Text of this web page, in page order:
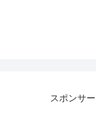
スポンサ